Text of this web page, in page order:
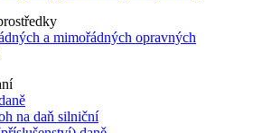
a mimořádných opravných
na daň silniční